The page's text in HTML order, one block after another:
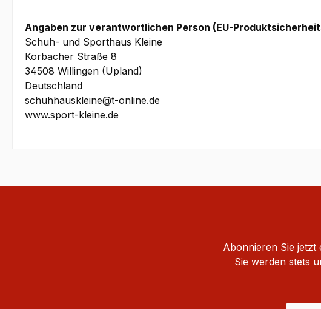
Angaben zur verantwortlichen Person (EU-
Schuh- und Sporthaus Kleine
Korbacher Straße 8
34508 Willingen (Upland)
Deutschland
schuhhauskleine@t-online.de
www.sport-kleine.de
Abonnieren Sie jetzt
Sie werden stets